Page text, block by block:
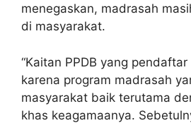
menegaskan, madrasah
di masyarakat.
“Kaitan PPDB yang
karena program madrasah
masyarakat baik terutama
khas keagamaanya.